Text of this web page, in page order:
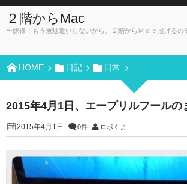
２階からMac
〜嫁様！もう無駄遣いしないから、２階からＭａｃ投げるの
HOME 日記 日常
2015年4月1日、エープリルフールの
2015年4月1日 0件 ロボくま